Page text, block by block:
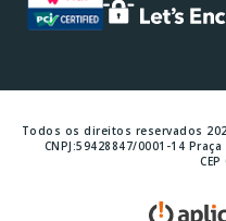
Todos os direitos reservados
CNPJ:59428847/0001-14